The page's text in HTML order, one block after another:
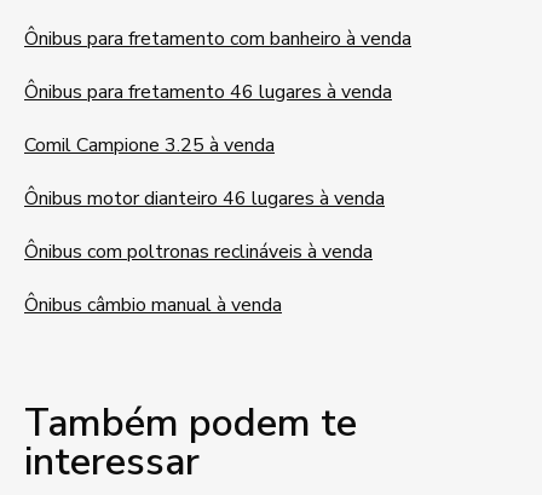
Ônibus para fretamento com banheiro à venda
Ônibus para fretamento 46 lugares à venda
Comil Campione 3.25 à venda
Ônibus motor dianteiro 46 lugares à venda
Ônibus com poltronas reclináveis à venda
Ônibus câmbio manual à venda
Também podem te
interessar